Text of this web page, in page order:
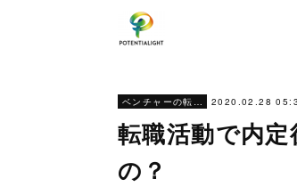
ベンチャーの転職ノウハウ 2020.02.28
転職活動で内
の？